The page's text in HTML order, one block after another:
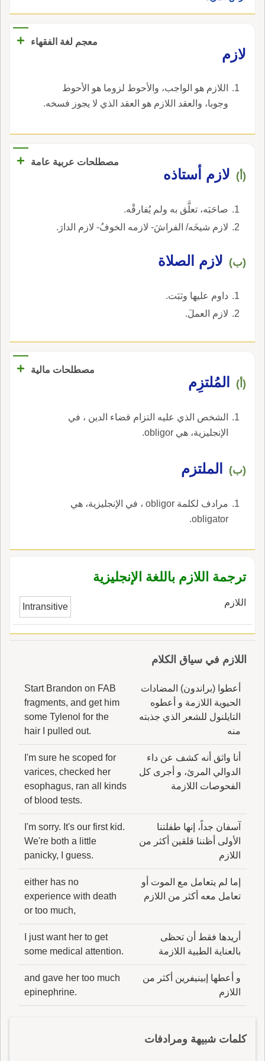
بهذا الخَيْفِ، خَيْفِ المَحارِ بحيثُ الحمامُ آمِنُ الرَّوْعِ
بِباقٍ لأَهْلهِ وما شِدَّةُ البَلْوَى بضَرْبةِ لازِ تُحَدِّثُ مَن
لاقَيْت أَنك عائذٌ بَل العائذُ المظلوم في سِجْنِ عادِ
معجم لغة الفقهاء
+
لازم
اللازم هو الواجب، والأحوط لزوما هو الأحوط
وجوبا، والعقد اللازم هو العقد الذي لا يجوز فسخه.
مصطلحات عربية عامة +
(أ) لازم أستاذه
صاحَبَه، تعلَّق به ولم يُفارقْه.
لازم شيخَه/ الفراشَ- لازمه الخوفُ- لازم الدارَ.
(ب) لازم الصلاة
داوم عليها وثبَت.
لازم العملَ.
مصطلحات مالية +
(أ) المُلتزِم
الشخص الذي عليه التزام قضاء الدين ، في
الإنجليزية، هي obligor.
(ب) الملتزم
مرادف لكلمة obligor ، في الإنجليزية، هي
obligator.
ترجمة اللازم باللغة الإنجليزية
اللازم Intransitive
اللازم في سياق الكلام
أعطوا (براندون) المضادات
الحيوية اللازمة و أعطوه
التايلنول للشعر الذي جذبته
منه
Start Brandon on FAB
fragments, and get him
some Tylenol for the
hair I pulled out.
أنا واثق أنه كشف عن داء
الدوالي المرئ، و أجرى كل
الفحوصات اللازمة
I'm sure he scoped for
varices, checked her
esophagus, ran all kinds
of blood tests.
آسفان جداً، إنها طفلتنا
الأولى أظننا قلقين أكثر من
اللازم
I'm sorry. It's our first kid.
We're both a little
panicky, I guess.
إما لم يتعامل مع الموت أو
تعامل معه أكثر من اللازم
either has no
experience with death
or too much,
أريدها فقط أن تحظى
بالعناية الطبية اللازمة
I just want her to get
some medical attention.
و أعطها إبينيفرين أكثر من
اللازم
and gave her too much
epinephrine.
كلمات شبيهة ومرادفات